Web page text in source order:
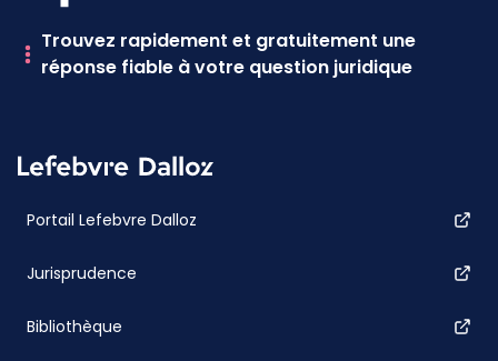
Trouvez rapidement et gratuitement une
réponse fiable à votre question juridique
Portail Lefebvre Dalloz
Jurisprudence
Bibliothèque